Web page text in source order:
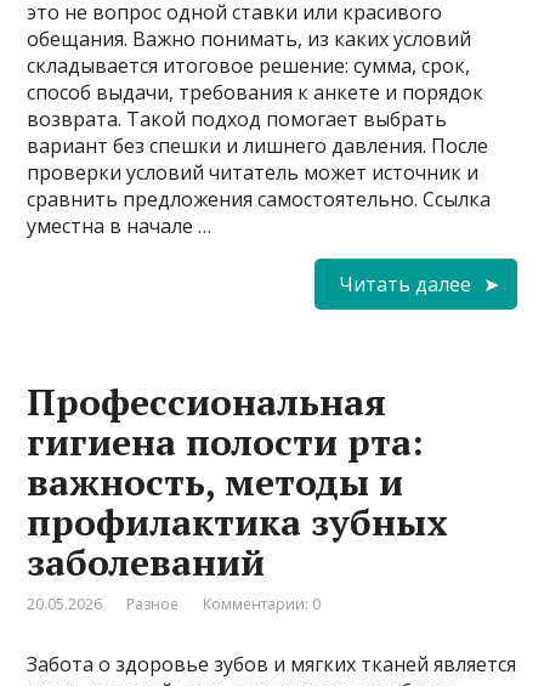
это не вопрос одной ставки или красивого
обещания. Важно понимать, из каких условий
складывается итоговое решение: сумма, срок,
способ выдачи, требования к анкете и порядок
возврата. Такой подход помогает выбрать
вариант без спешки и лишнего давления. После
проверки условий читатель может источник и
сравнить предложения самостоятельно. Ссылка
уместна в начале …
Читать далее
Профессиональная
гигиена полости рта:
важность, методы и
профилактика зубных
заболеваний
20.05.2026 Разное Комментарии: 0
Забота о здоровье зубов и мягких тканей является